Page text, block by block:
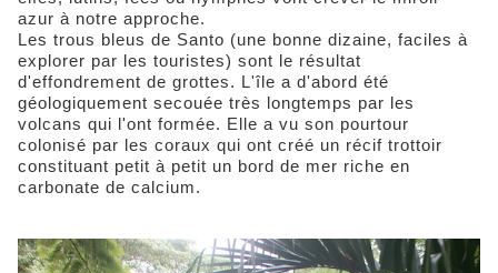
azur à notre approche.
Les trous bleus de Santo (une bonne dizaine, faciles à
explorer par les touristes) sont le résultat
d'effondrement de grottes. L'île a d'abord été
géologiquement secouée très longtemps par les
volcans qui l'ont formée. Elle a vu son pourtour
colonisé par les coraux qui ont créé un récif trottoir
constituant petit à petit un bord de mer riche en
carbonate de calcium.